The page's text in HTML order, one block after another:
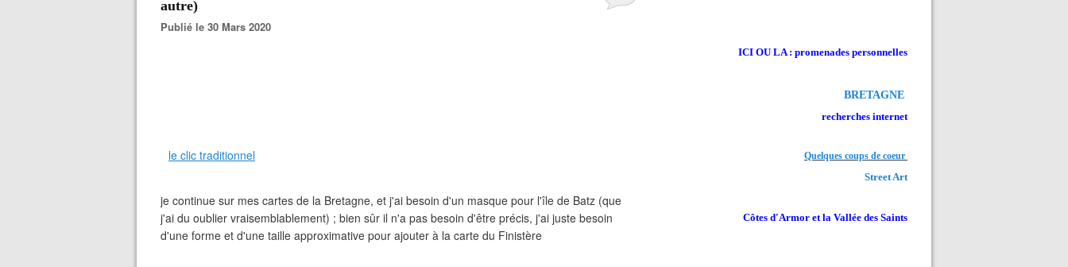
autre)
Publié le 30 Mars 2020
le clic traditionnel
je continue sur mes cartes de la Bretagne, et j'ai besoin d'un masque pour l'île de Batz (que
j'ai du oublier vraisemblablement) ; bien sûr il n'a pas besoin d'être précis, j'ai juste besoin
d'une forme et d'une taille approximative pour ajouter à la carte du Finistère
ICI OU LA : promenades personnelles
BRETAGNE
recherches internet
Quelques coups de coeur
Street Art
Côtes d'Armor et la Vallée des Saints